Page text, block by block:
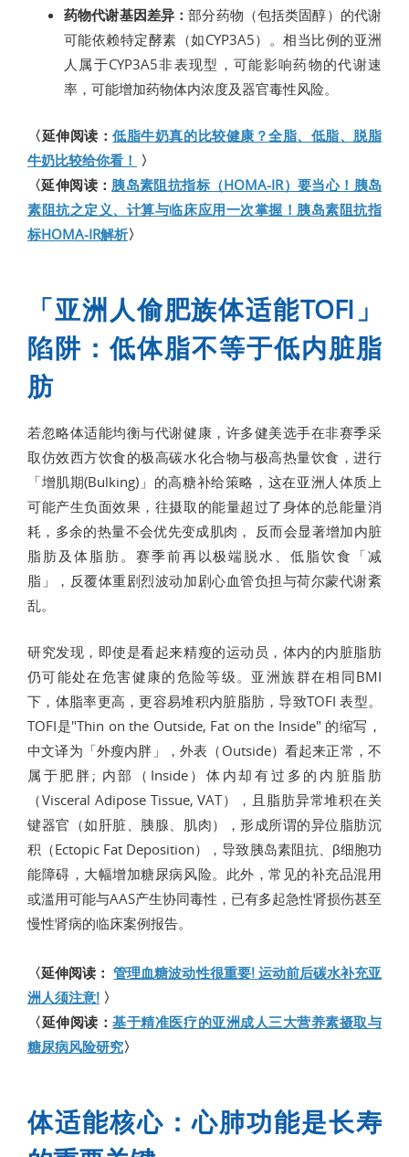
药物代谢基因差异：部分药物（包括类固醇）的代谢
可能依赖特定酵素（如CYP3A5）。相当比例的亚洲
人属于CYP3A5非表现型，可能影响药物的代谢速
率，可能增加药物体内浓度及器官毒性风险。
〈延伸阅读：低脂牛奶真的比较健康？全脂、低脂、脱脂
牛奶比较给你看！ 〉
〈延伸阅读： 胰岛素阻抗指标（HOMA-IR）要当心！胰岛
素阻抗之定义、计算与临床应用一次掌握！胰岛素阻抗指
标HOMA-IR解析〉
「亚洲人偷肥族体适能TOFI」
陷阱：低体脂不等于低内脏脂
肪
若忽略体适能均衡与代谢健康，许多健美选手在非赛季采
取仿效西方饮食的极高碳水化合物与极高热量饮食，进行
「增肌期(Bulking)」的高糖补给策略，这在亚洲人体质上
可能产生负面效果，往摄取的能量超过了身体的总能量消
耗，多余的热量不会优先变成肌肉， 反而会显著增加内脏
脂肪及体脂肪。赛季前再以极端脱水、低脂饮食「减
脂」，反覆体重剧烈波动加剧心血管负担与荷尔蒙代谢紊
乱。
研究发现，即使是看起来精瘦的运动员，体内的内脏脂肪
仍可能处在危害健康的危险等级。亚洲族群在相同BMI
下，体脂率更高，更容易堆积内脏脂肪，导致TOFI 表型。
TOFI是"Thin on the Outside, Fat on the Inside" 的缩写，
中文译为「外瘦内胖」，外表（Outside）看起来正常，不
属于肥胖; 内部（Inside）体内却有过多的内脏脂肪
（Visceral Adipose Tissue, VAT），且脂肪异常堆积在关
键器官（如肝脏、胰腺、肌肉），形成所谓的异位脂肪沉
积（Ectopic Fat Deposition），导致胰岛素阻抗、β细胞功
能障碍，大幅增加糖尿病风险。此外，常见的补充品混用
或滥用可能与AAS产生协同毒性，已有多起急性肾损伤甚至
慢性肾病的临床案例报告。
〈延伸阅读：管理血糖波动性很重要! 运动前后碳水补充亚
洲人须注意! 〉
〈延伸阅读：基于精准医疗的亚洲成人三大营养素摄取与
糖尿病风险研究〉
体适能核心：心肺功能是长寿